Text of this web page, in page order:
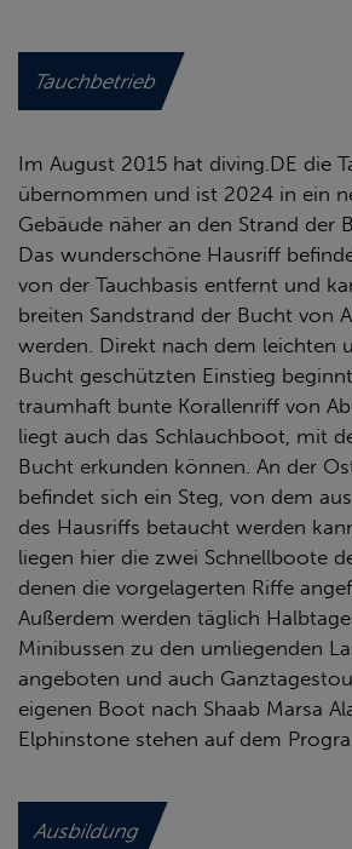
Tauchbetrieb
Im August 2015 hat diving.DE die
übernommen und ist 2024 in ein
Gebäude näher an den Strand der
Das wunderschöne Hausriff
von der Tauchbasis entfernt und
breiten Sandstrand der Bucht von
werden. Direkt nach dem leichten
Bucht geschützten Einstieg
traumhaft bunte Korallenriff von
liegt auch das Schlauchboot, mit
Bucht erkunden können. An der
befindet sich ein Steg, von dem
des Hausriffs betaucht werden
liegen hier die zwei Schnellboote
denen die vorgelagerten Riffe
Außerdem werden täglich
Minibussen zu den umliegenden
angeboten und auch
eigenen Boot nach Shaab Marsa
Elphinstone stehen auf dem
Ausbildung